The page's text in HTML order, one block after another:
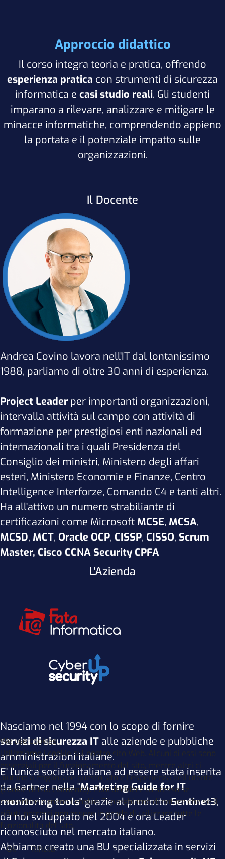
Approccio didattico
Il corso integra teoria e pratica, offrendo
esperienza pratica con strumenti di sicurezza
informatica e casi studio reali. Gli studenti
imparano a rilevare, analizzare e mitigare le
minacce informatiche, comprendendo appieno
la portata e il potenziale impatto sulle
organizzazioni.
Il Docente
Andrea Covino lavora nell'IT dal lontanissimo
1988, parliamo di oltre 30 anni di esperienza.
Project Leader per importanti organizzazioni,
intervalla attività sul campo con attività di
formazione per prestigiosi enti nazionali ed
internazionali tra i quali Presidenza del
Consiglio dei ministri, Ministero degli affari
esteri, Ministero Economie e Finanze, Centro
Intelligence Interforze, Comando C4 e tanti altri.
Ha all'attivo un numero strabiliante di
certificazioni come Microsoft MCSE, MCSA,
MCSD, MCT, Oracle OCP, CISSP, CISSO, Scrum
Master, Cisco CCNA Security CPFA
L'Azienda
Nasciamo nel 1994 con lo scopo di fornire
servizi di sicurezza IT alle aziende e pubbliche
amministrazioni italiane.
E' l'unica società italiana ad essere stata inserita
da Gartner nella "Marketing Guide for IT
monitoring tools" grazie al prodottoSentinet3,
da noi sviluppato nel 2004 e ora Leader
riconosciuto nel mercato italiano.
Abbiamo creato una BU specializzata in servizi
We use cookies
Utilizziamo i cookie sul nostro sito Web. Alcuni di essi sono
essenziali per il funzionamento del sito, mentre altri ci
aiutano a migliorare questo sito e l'esperienza dell'utente
(cookie di tracciamento). Puoi decidere tu stesso se
consentire o meno i cookie. Ti preghiamo di notare che se li
rifiuti, potresti non essere in grado di utilizzare tutte le
funzionalità del sito.
Ok Rifiuta